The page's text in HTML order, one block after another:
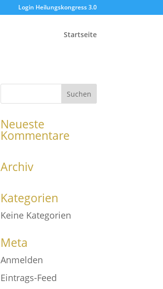
Login Heilungskongress 3.0
Startseite
Neueste
Kommentare
Archiv
Kategorien
Keine Kategorien
Meta
Anmelden
Eintrags-Feed